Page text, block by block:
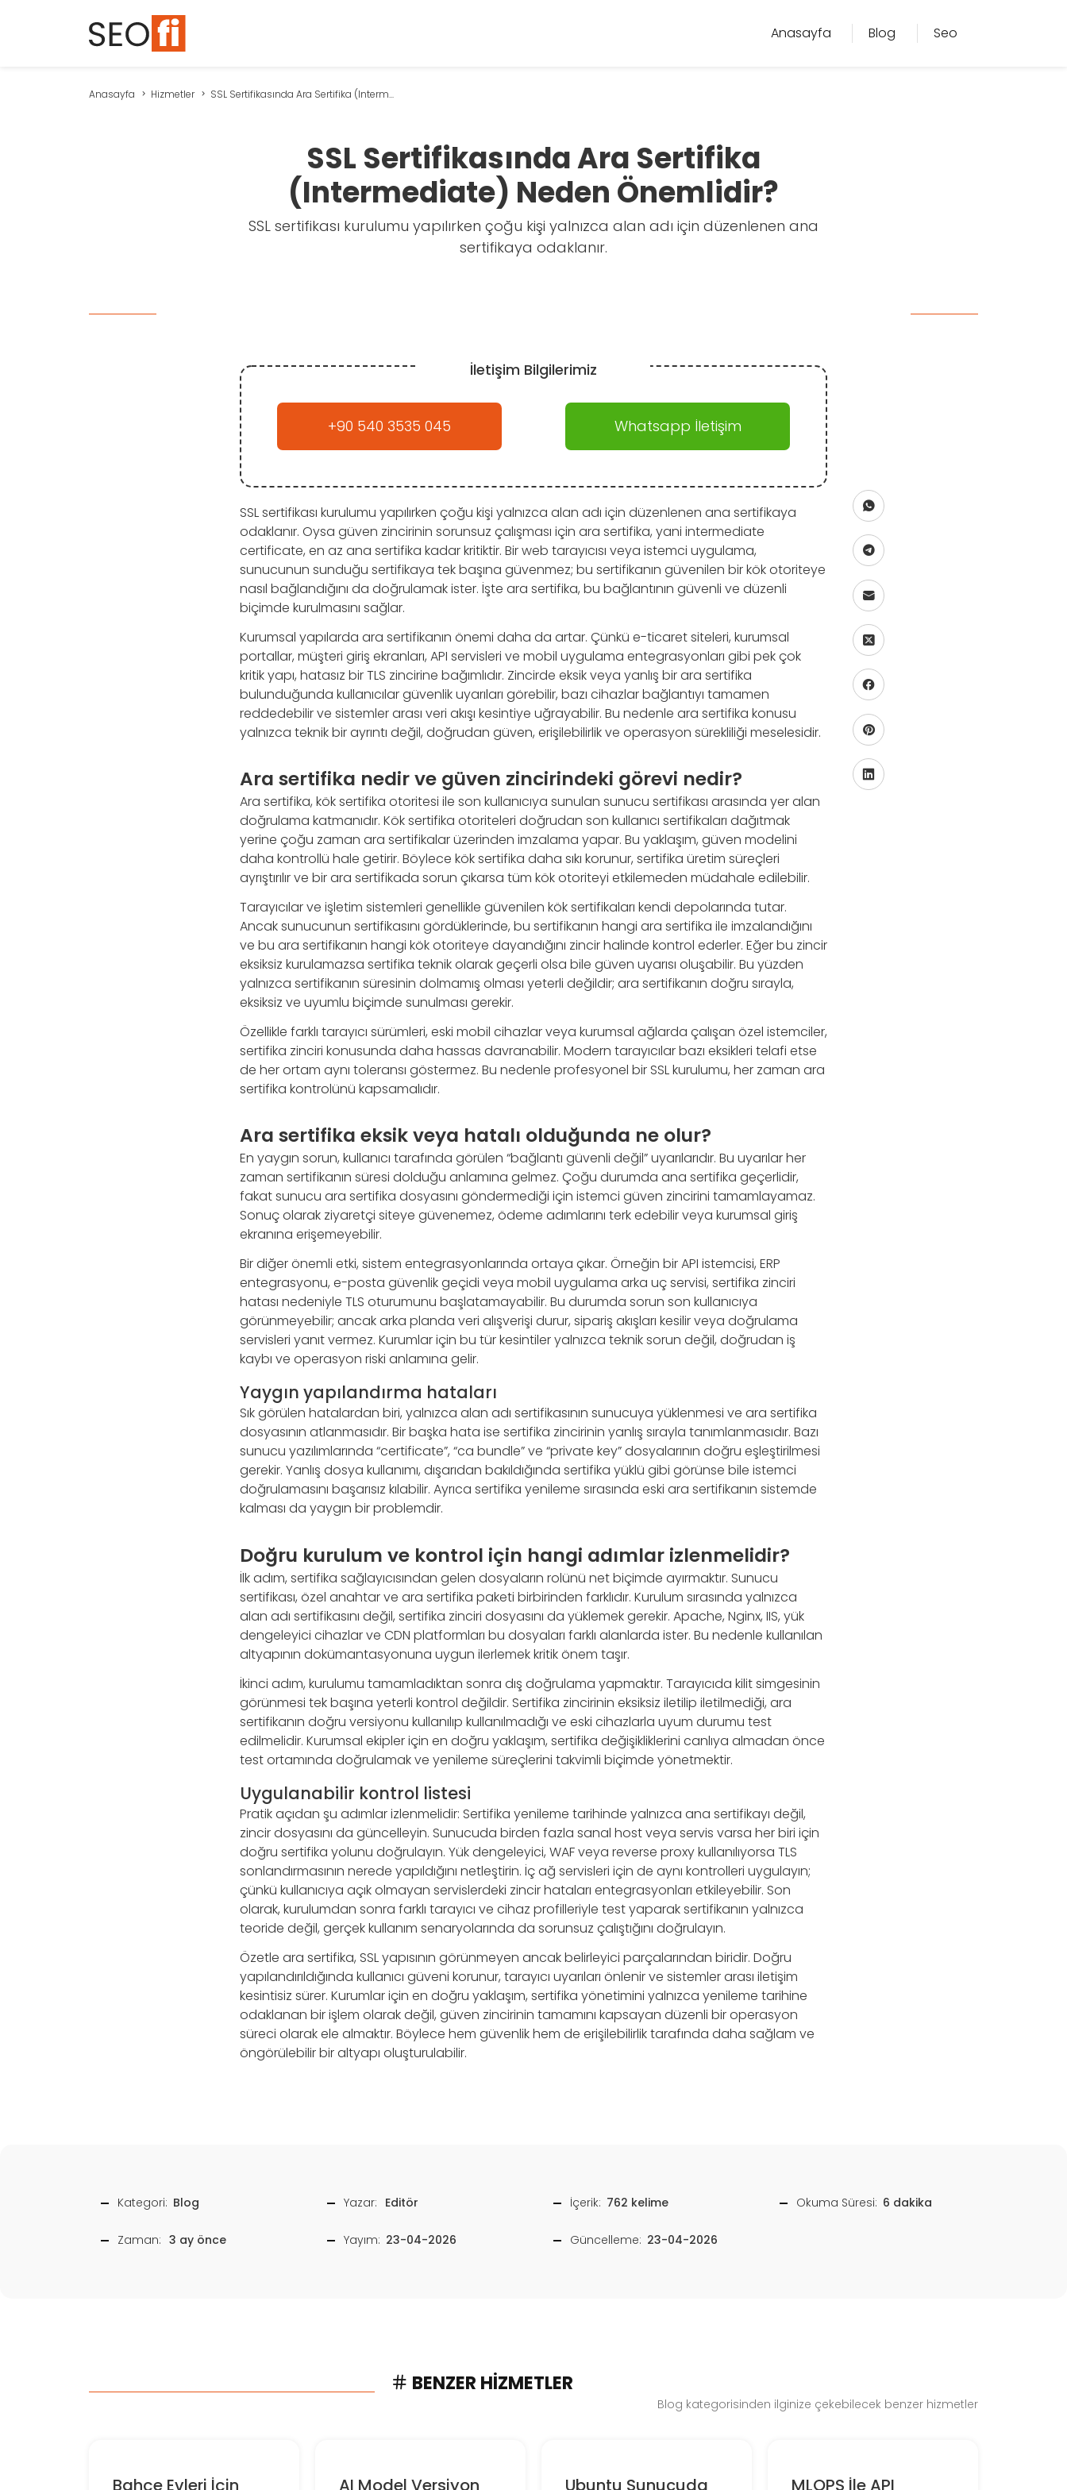
Anasayfa Blog Seo
Anasayfa Hizmetler SSL Sertifikasında Ara Sertifika (Interm...
SSL Sertifikasında Ara Sertifika
(Intermediate) Neden Önemlidir?
SSL sertifikası kurulumu yapılırken çoğu kişi yalnızca alan adı için düzenlenen ana
sertifikaya odaklanır.
İletişim Bilgilerimiz
+90 540 3535 045 Whatsapp İletişim
SSL sertifikası kurulumu yapılırken çoğu kişi yalnızca alan adı için düzenlenen ana sertifikaya
odaklanır. Oysa güven zincirinin sorunsuz çalışması için ara sertifika, yani intermediate
certificate, en az ana sertifika kadar kritiktir. Bir web tarayıcısı veya istemci uygulama,
sunucunun sunduğu sertifikaya tek başına güvenmez; bu sertifikanın güvenilen bir kök otoriteye
nasıl bağlandığını da doğrulamak ister. İşte ara sertifika, bu bağlantının güvenli ve düzenli
biçimde kurulmasını sağlar.
Kurumsal yapılarda ara sertifikanın önemi daha da artar. Çünkü e-ticaret siteleri, kurumsal
portallar, müşteri giriş ekranları, API servisleri ve mobil uygulama entegrasyonları gibi pek çok
kritik yapı, hatasız bir TLS zincirine bağımlıdır. Zincirde eksik veya yanlış bir ara sertifika
bulunduğunda kullanıcılar güvenlik uyarıları görebilir, bazı cihazlar bağlantıyı tamamen
reddedebilir ve sistemler arası veri akışı kesintiye uğrayabilir. Bu nedenle ara sertifika konusu
yalnızca teknik bir ayrıntı değil, doğrudan güven, erişilebilirlik ve operasyon sürekliliği meselesidir.
Ara sertifika nedir ve güven zincirindeki görevi nedir?
Ara sertifika, kök sertifika otoritesi ile son kullanıcıya sunulan sunucu sertifikası arasında yer alan
doğrulama katmanıdır. Kök sertifika otoriteleri doğrudan son kullanıcı sertifikaları dağıtmak
yerine çoğu zaman ara sertifikalar üzerinden imzalama yapar. Bu yaklaşım, güven modelini
daha kontrollü hale getirir. Böylece kök sertifika daha sıkı korunur, sertifika üretim süreçleri
ayrıştırılır ve bir ara sertifikada sorun çıkarsa tüm kök otoriteyi etkilemeden müdahale edilebilir.
Tarayıcılar ve işletim sistemleri genellikle güvenilen kök sertifikaları kendi depolarında tutar.
Ancak sunucunun sertifikasını gördüklerinde, bu sertifikanın hangi ara sertifika ile imzalandığını
ve bu ara sertifikanın hangi kök otoriteye dayandığını zincir halinde kontrol ederler. Eğer bu zincir
eksiksiz kurulamazsa sertifika teknik olarak geçerli olsa bile güven uyarısı oluşabilir. Bu yüzden
yalnızca sertifikanın süresinin dolmamış olması yeterli değildir; ara sertifikanın doğru sırayla,
eksiksiz ve uyumlu biçimde sunulması gerekir.
Özellikle farklı tarayıcı sürümleri, eski mobil cihazlar veya kurumsal ağlarda çalışan özel istemciler,
sertifika zinciri konusunda daha hassas davranabilir. Modern tarayıcılar bazı eksikleri telafi etse
de her ortam aynı toleransı göstermez. Bu nedenle profesyonel bir SSL kurulumu, her zaman ara
sertifika kontrolünü kapsamalıdır.
Ara sertifika eksik veya hatalı olduğunda ne olur?
En yaygın sorun, kullanıcı tarafında görülen “bağlantı güvenli değil” uyarılarıdır. Bu uyarılar her
zaman sertifikanın süresi dolduğu anlamına gelmez. Çoğu durumda ana sertifika geçerlidir,
fakat sunucu ara sertifika dosyasını göndermediği için istemci güven zincirini tamamlayamaz.
Sonuç olarak ziyaretçi siteye güvenemez, ödeme adımlarını terk edebilir veya kurumsal giriş
ekranına erişemeyebilir.
Bir diğer önemli etki, sistem entegrasyonlarında ortaya çıkar. Örneğin bir API istemcisi, ERP
entegrasyonu, e-posta güvenlik geçidi veya mobil uygulama arka uç servisi, sertifika zinciri
hatası nedeniyle TLS oturumunu başlatamayabilir. Bu durumda sorun son kullanıcıya
görünmeyebilir; ancak arka planda veri alışverişi durur, sipariş akışları kesilir veya doğrulama
servisleri yanıt vermez. Kurumlar için bu tür kesintiler yalnızca teknik sorun değil, doğrudan iş
kaybı ve operasyon riski anlamına gelir.
Yaygın yapılandırma hataları
Sık görülen hatalardan biri, yalnızca alan adı sertifikasının sunucuya yüklenmesi ve ara sertifika
dosyasının atlanmasıdır. Bir başka hata ise sertifika zincirinin yanlış sırayla tanımlanmasıdır. Bazı
sunucu yazılımlarında “certificate”, “ca bundle” ve “private key” dosyalarının doğru eşleştirilmesi
gerekir. Yanlış dosya kullanımı, dışarıdan bakıldığında sertifika yüklü gibi görünse bile istemci
doğrulamasını başarısız kılabilir. Ayrıca sertifika yenileme sırasında eski ara sertifikanın sistemde
kalması da yaygın bir problemdir.
Doğru kurulum ve kontrol için hangi adımlar izlenmelidir?
İlk adım, sertifika sağlayıcısından gelen dosyaların rolünü net biçimde ayırmaktır. Sunucu
sertifikası, özel anahtar ve ara sertifika paketi birbirinden farklıdır. Kurulum sırasında yalnızca
alan adı sertifikasını değil, sertifika zinciri dosyasını da yüklemek gerekir. Apache, Nginx, IIS, yük
dengeleyici cihazlar ve CDN platformları bu dosyaları farklı alanlarda ister. Bu nedenle kullanılan
altyapının dokümantasyonuna uygun ilerlemek kritik önem taşır.
İkinci adım, kurulumu tamamladıktan sonra dış doğrulama yapmaktır. Tarayıcıda kilit simgesinin
görünmesi tek başına yeterli kontrol değildir. Sertifika zincirinin eksiksiz iletilip iletilmediği, ara
sertifikanın doğru versiyonu kullanılıp kullanılmadığı ve eski cihazlarla uyum durumu test
edilmelidir. Kurumsal ekipler için en doğru yaklaşım, sertifika değişikliklerini canlıya almadan önce
test ortamında doğrulamak ve yenileme süreçlerini takvimli biçimde yönetmektir.
Uygulanabilir kontrol listesi
Pratik açıdan şu adımlar izlenmelidir: Sertifika yenileme tarihinde yalnızca ana sertifikayı değil,
zincir dosyasını da güncelleyin. Sunucuda birden fazla sanal host veya servis varsa her biri için
doğru sertifika yolunu doğrulayın. Yük dengeleyici, WAF veya reverse proxy kullanılıyorsa TLS
sonlandırmasının nerede yapıldığını netleştirin. İç ağ servisleri için de aynı kontrolleri uygulayın;
çünkü kullanıcıya açık olmayan servislerdeki zincir hataları entegrasyonları etkileyebilir. Son
olarak, kurulumdan sonra farklı tarayıcı ve cihaz profilleriyle test yaparak sertifikanın yalnızca
teoride değil, gerçek kullanım senaryolarında da sorunsuz çalıştığını doğrulayın.
Özetle ara sertifika, SSL yapısının görünmeyen ancak belirleyici parçalarından biridir. Doğru
yapılandırıldığında kullanıcı güveni korunur, tarayıcı uyarıları önlenir ve sistemler arası iletişim
kesintisiz sürer. Kurumlar için en doğru yaklaşım, sertifika yönetimini yalnızca yenileme tarihine
odaklanan bir işlem olarak değil, güven zincirinin tamamını kapsayan düzenli bir operasyon
süreci olarak ele almaktır. Böylece hem güvenlik hem de erişilebilirlik tarafında daha sağlam ve
öngörülebilir bir altyapı oluşturulabilir.
Kategori: Blog Yazar: Editör İçerik: 762 kelime Okuma Süresi: 6 dakika
Zaman: 3 ay önce Yayım: 23-04-2026 Güncelleme: 23-04-2026
BENZER HIZMETLER
Blog kategorisinden ilginize çekebilecek benzer hizmetler
Bahçe Evleri İçin AI Model Versiyon Ubuntu Sunucuda MLOPS İle API